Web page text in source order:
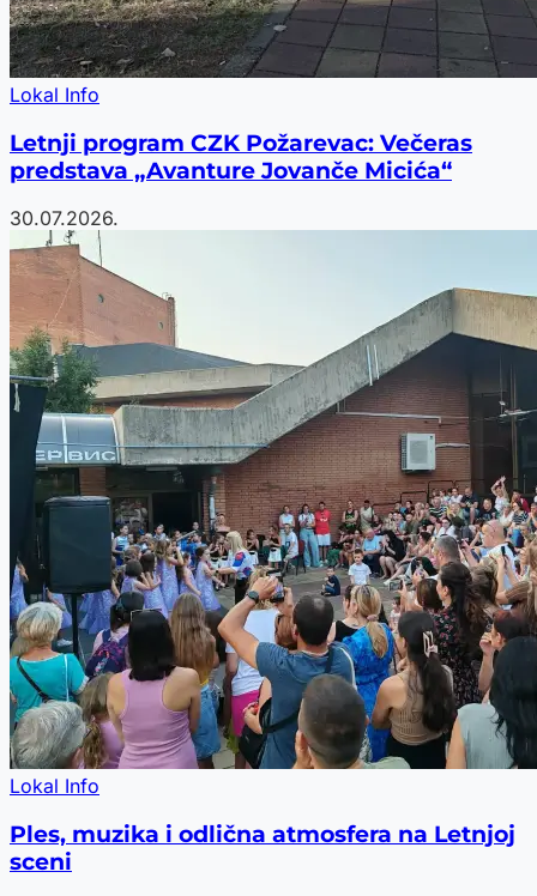
Lokal Info
Letnji program CZK Požarevac: Večeras
predstava „Avanture Jovanče Micića“
30.07.2026.
Lokal Info
Ples, muzika i odlična atmosfera na Letnjoj
sceni